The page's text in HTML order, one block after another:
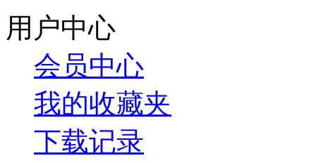
用户中心
会员中心
我的收藏夹
下载记录